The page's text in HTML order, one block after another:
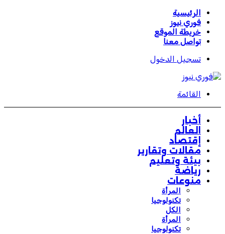
الرئيسية
فوري نيوز
خريطة الموقع
تواصل معنا
تسجيل الدخول
القائمة
أخبار
العالم
إقتصاد
مقالات وتقارير
بيئة وتعليم
رياضة
منوعات
المرأة
تكنولوجيا
الكل
المرأة
تكنولوجيا